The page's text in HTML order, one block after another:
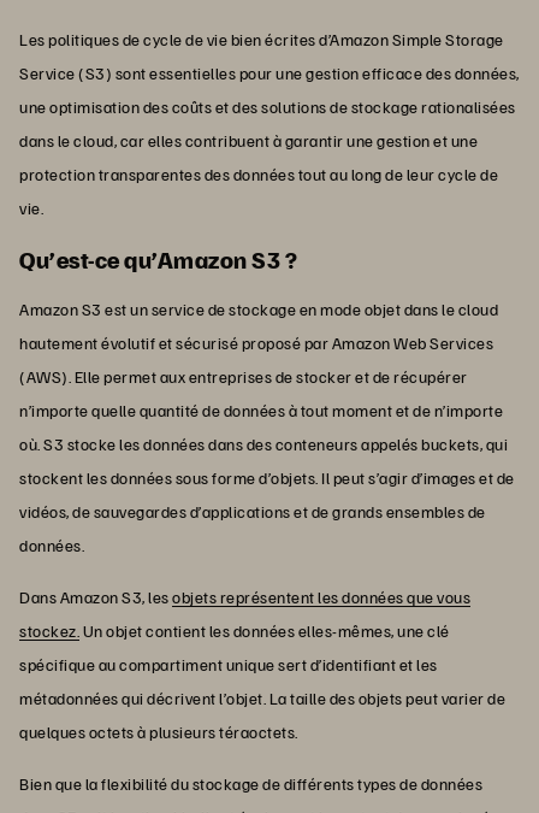
Les politiques de cycle de vie bien écrites d’Amazon Simple Storage
Service (S3) sont essentielles pour une gestion efficace des données,
une optimisation des coûts et des solutions de stockage rationalisées
dans le cloud, car elles contribuent à garantir une gestion et une
protection transparentes des données tout au long de leur cycle de
vie.
Qu’est-ce qu’Amazon S3 ?
Amazon S3 est un service de stockage en mode objet dans le cloud
hautement évolutif et sécurisé proposé par Amazon Web Services
(AWS). Elle permet aux entreprises de stocker et de récupérer
n’importe quelle quantité de données à tout moment et de n’importe
où. S3 stocke les données dans des conteneurs appelés buckets, qui
stockent les données sous forme d’objets. Il peut s’agir d’images et de
vidéos, de sauvegardes d’applications et de grands ensembles de
données.
Dans Amazon S3, lesobjets représentent les données que vous
stockez. Un objet contient les données elles-mêmes, une clé
spécifique au compartiment unique sert d’identifiant et les
métadonnées qui décrivent l’objet. La taille des objets peut varier de
quelques octets à plusieurs téraoctets.
Bien que la flexibilité du stockage de différents types de données